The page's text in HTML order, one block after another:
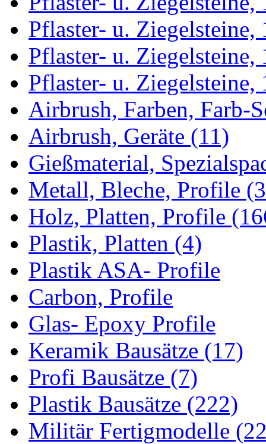
Pflaster- u. Ziegelsteine,
Pflaster- u. Ziegelsteine,
Pflaster- u. Ziegelsteine,
Airbrush, Farben, Farb-
Airbrush, Geräte (11)
Gießmaterial,
Metall, Bleche, Profile
Holz, Platten, Profile
Plastik, Platten (4)
Plastik ASA- Profile
Carbon, Profile
Glas- Epoxy Profile
Keramik Bausätze (17)
Profi Bausätze (7)
Plastik Bausätze (222)
Militär Fertigmodelle